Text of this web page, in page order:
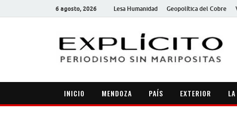
6 agosto, 2026 Lesa Humanidad Geopolítica del Cobre
INICIO MENDOZA PAÍS EXTERIOR